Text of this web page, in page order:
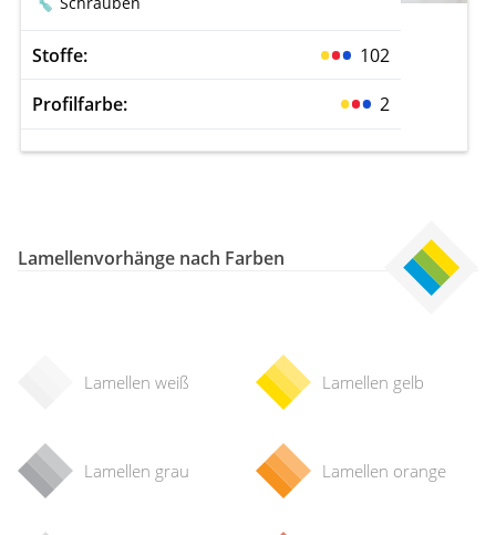
Gardinenstange
Stoffe
Panneaux
Stoffe: 102
Profilfarbe: 2
Lamellenvorhänge nach Farben
Lamellen weiß
Lamellen grau
Lamellen gelb
Lamellen orange